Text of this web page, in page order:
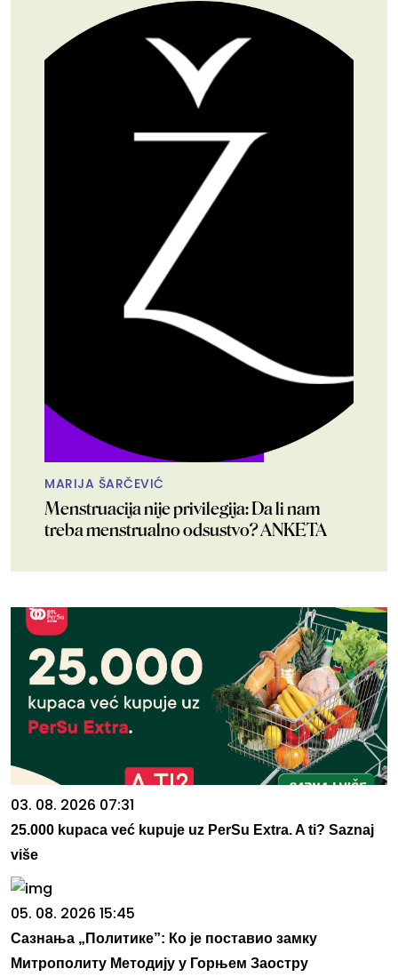
MARIJA ŠARČEVIĆ
Menstruacija nije privilegija: Da li nam
treba menstrualno odsustvo? ANKETA
03. 08. 2026 07:31
25.000 kupaca već kupuje uz PerSu Extra. A ti? Saznaj
više
05. 08. 2026 15:45
Сазнања „Политике”: Ко је поставио замку
Митрополиту Методију у Горњем Заостру